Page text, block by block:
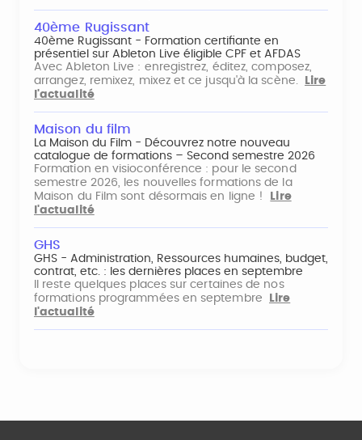
40ème Rugissant
40ème Rugissant - Formation certifiante en
présentiel sur Ableton Live éligible CPF et AFDAS
Avec Ableton Live : enregistrez, éditez, composez,
arrangez, remixez, mixez et ce jusqu'à la scène.
Lire
l'actualité
Maison du film
La Maison du Film - Découvrez notre nouveau
catalogue de formations – Second semestre 2026
Formation en visioconférence : pour le second
semestre 2026, les nouvelles formations de la
Maison du Film sont désormais en ligne !
Lire
l'actualité
GHS
GHS - Administration, Ressources humaines, budget,
contrat, etc. : les dernières places en septembre
Il reste quelques places sur certaines de nos
formations programmées en septembre
Lire
l'actualité